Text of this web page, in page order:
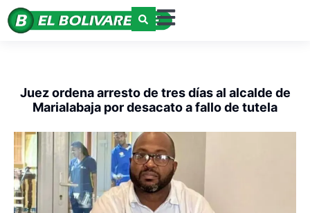
Juez ordena arresto de tres días al alcalde de
Marialabaja por desacato a fallo de tutela